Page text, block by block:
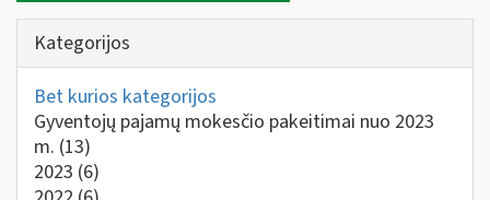
Kategorijos
Bet kurios kategorijos
Gyventojų pajamų mokesčio pakeitimai nuo 2023
m. (13)
2023 (6)